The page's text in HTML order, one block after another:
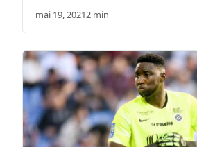
mai 19, 20212 min